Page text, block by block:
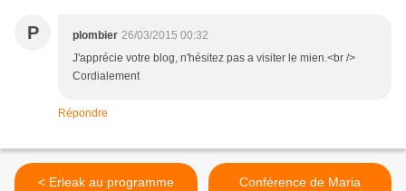
P plombier 26/03/2015 00:32
J'apprécie votre blog, n'hésitez pas a visiter le mien.<br />
Cordialement
Répondre
< Erleak au programme
Conférence de Maria